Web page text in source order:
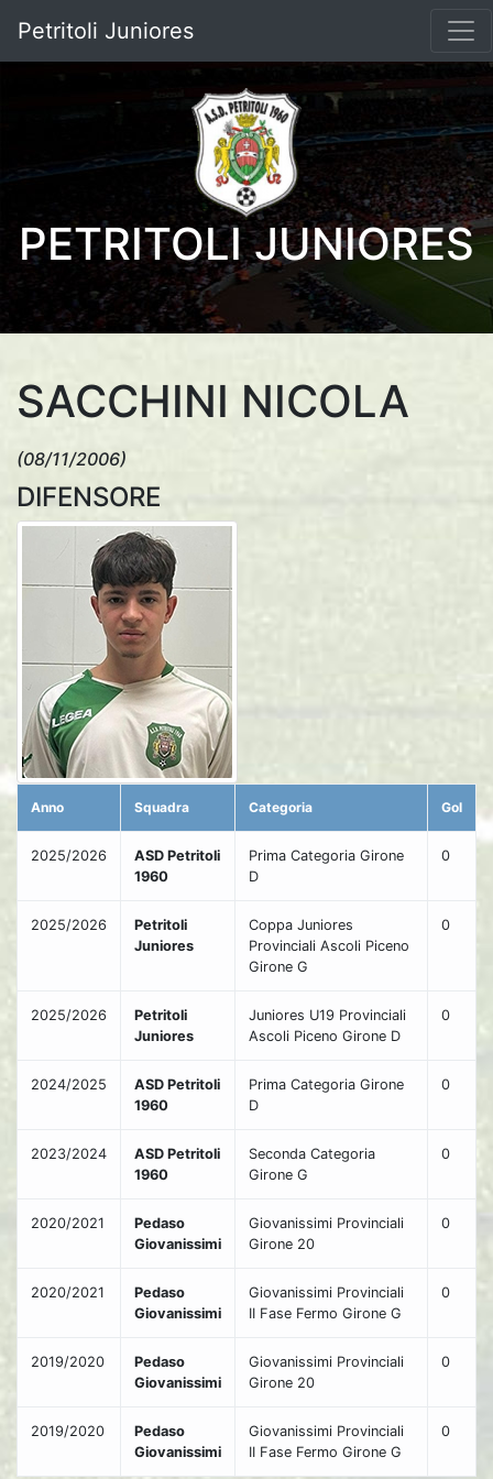
Petritoli Juniores
PETRITOLI JUNIORES
SACCHINI NICOLA
(08/11/2006)
DIFENSORE
Anno Squadra Categoria Gol
2025/2026
ASD Petritoli
1960
Prima Categoria Girone
D
0
2025/2026
Petritoli
Juniores
Coppa Juniores
Provinciali Ascoli Piceno
Girone G
0
2025/2026
Petritoli
Juniores
Juniores U19 Provinciali
Ascoli Piceno Girone D
0
2024/2025
ASD Petritoli
1960
Prima Categoria Girone
D
0
2023/2024
ASD Petritoli
1960
Seconda Categoria
Girone G
0
2020/2021
Pedaso
Giovanissimi
Giovanissimi Provinciali
Girone 20
0
2020/2021
Pedaso
Giovanissimi
Giovanissimi Provinciali
II Fase Fermo Girone G
0
2019/2020
Pedaso
Giovanissimi
Giovanissimi Provinciali
Girone 20
0
2019/2020
Pedaso
Giovanissimi
Giovanissimi Provinciali
II Fase Fermo Girone G
0